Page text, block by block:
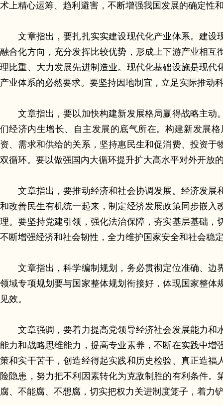
术上精心运筹、趋利避害，不断增强我国发展的确定性
文章指出，要扎扎实实建设现代化产业体系。建设
融合化方向，充分发挥比较优势，形成上下游产业相
理比重、大力发展先进制造业。现代化基础设施是现
产业体系的必然要求。要坚持因地制宜，立足实际推动
文章指出，要以加快构建新发展格局赢得战略主动
们经济内生增长、自主发展的底气所在。构建新发展
资、需求和供给的关系，坚持惠民生和促消费、投资
双循环。要以做强国内大循环提升扩大高水平对外开放
文章指出，要推动经济和社会协调发展。经济发展
和改善民生有机统一起来，制定经济发展政策同步嵌
理。要坚持党建引领，强化法治保障，夯实基层基础
不断增强经济和社会韧性，全力维护国家安全和社会稳
文章指出，科学编制规划，务必贯彻定位准确、边
领域专项规划要与国家整体规划衔接好，体现国家整
见效。
文章强调，要着力提高党领导经济社会发展能力和
能力和战略思维能力，提高专业素养，不断在实践中
策和实干苦干，创造经得起实践和历史检验、真正造
险隐患，努力把不利因素转化为克敌制胜的有利条件
腐、不能腐、不想腐，切实把权力关进制度笼子，着力